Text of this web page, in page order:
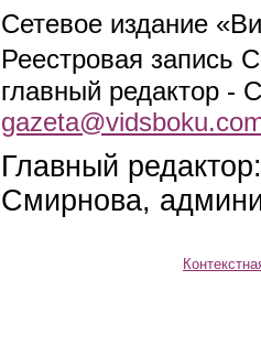
Сетевое издание
Реестровая запись
главный редактор -
Главный
Смирнова,